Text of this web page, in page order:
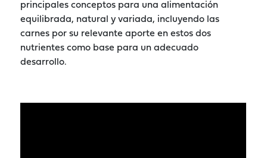
principales conceptos para una alimentación
equilibrada, natural y variada, incluyendo las
carnes por su relevante aporte en estos dos
nutrientes como base para un adecuado
desarrollo.